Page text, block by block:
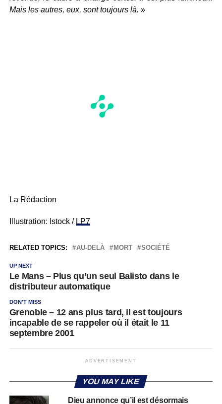
Mais les autres, eux, sont toujours là. »
La Rédaction
Illustration: Istock / LP7
RELATED TOPICS: AU-DELÀ MORT SOCIÉTÉ
UP NEXT
Le Mans – Plus qu’un seul Balisto dans le
distributeur automatique
DON'T MISS
Grenoble – 12 ans plus tard, il est toujours
incapable de se rappeler où il était le 11
septembre 2001
ADVERTISEMENT
YOU MAY LIKE
Dieu annonce qu’il est désormais